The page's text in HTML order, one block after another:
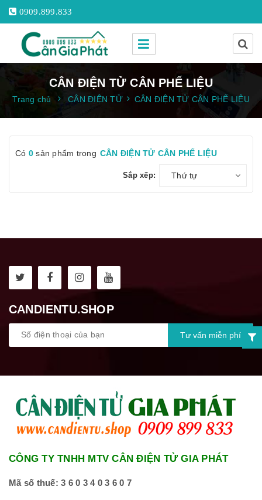
0909.899.833
CÂN ĐIỆN TỬ CÂN PHẾ LIỆU
Trang chủ CÂN ĐIỆN TỬ CÂN ĐIỆN TỬ CÂN PHẾ LIỆU
Có 0 sản phẩm trong CÂN ĐIỆN TỬ CÂN PHẾ LIỆU
Sắp xếp: Thứ tự
CANDIENTU.SHOP
CÔNG TY TNHH MTV CÂN ĐIỆN TỬ GIA PHÁT
Mã số thuế: 3 6 0 3 4 0 3 6 0 7